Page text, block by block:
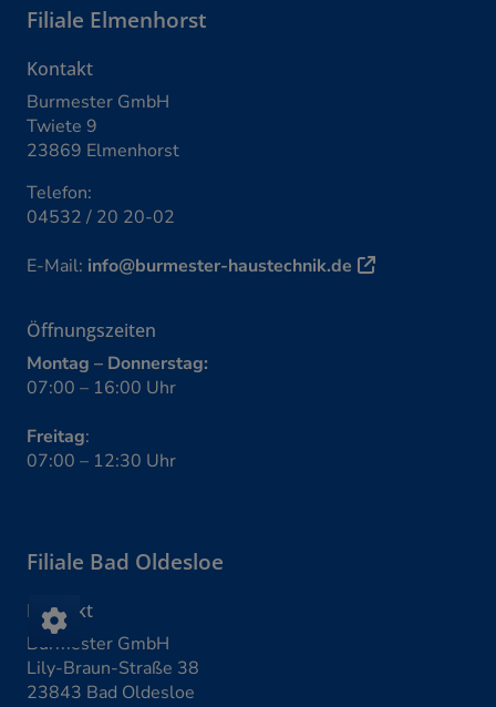
Filiale Elmenhorst
Kontakt
Burmester GmbH
Twiete 9
23869 Elmenhorst
Telefon:
04532 / 20 20-02
E-Mail: info@burmester-haustechnik.de
Öffnungszeiten
Montag – Donnerstag:
07:00 – 16:00 Uhr
Freitag:
07:00 – 12:30 Uhr
Filiale Bad Oldesloe
Kontakt
Burmester GmbH
Lily-Braun-Straße 38
23843 Bad Oldesloe